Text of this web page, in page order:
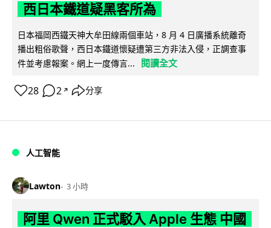
西日本鐵道疑黑客所為
日本福岡西鐵天神大牟田線兩個車站，8 月 4 日廣播系統離奇
播出粗俗歌聲，西日本鐵道懷疑遭第三方非法入侵，正調查事
件並考慮報案。網上一度傳言...
閱讀全文
28 2 ↗ 分享
人工智能
Lawton 3 小時
阿里 Qwen 正式駁入 Apple 生態 中國